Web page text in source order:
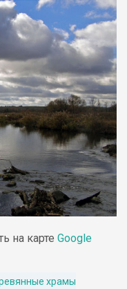
на карте Google
храмы